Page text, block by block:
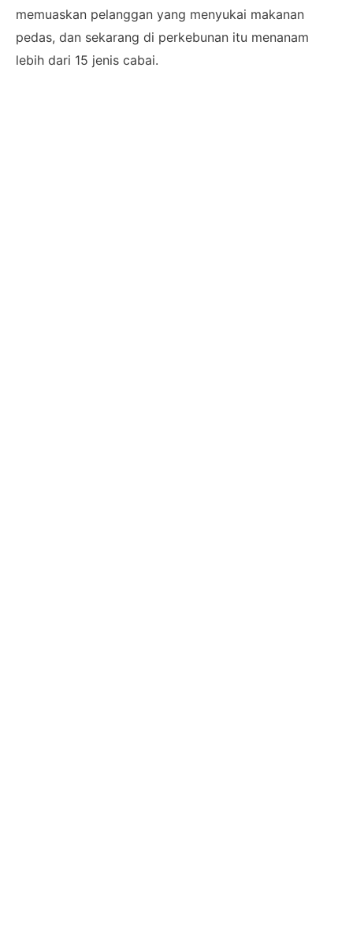
memuaskan pelanggan yang menyukai makanan
pedas, dan sekarang di perkebunan itu menanam
lebih dari 15 jenis cabai.